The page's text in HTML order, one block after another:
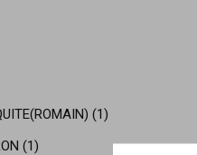
(1)
(1)